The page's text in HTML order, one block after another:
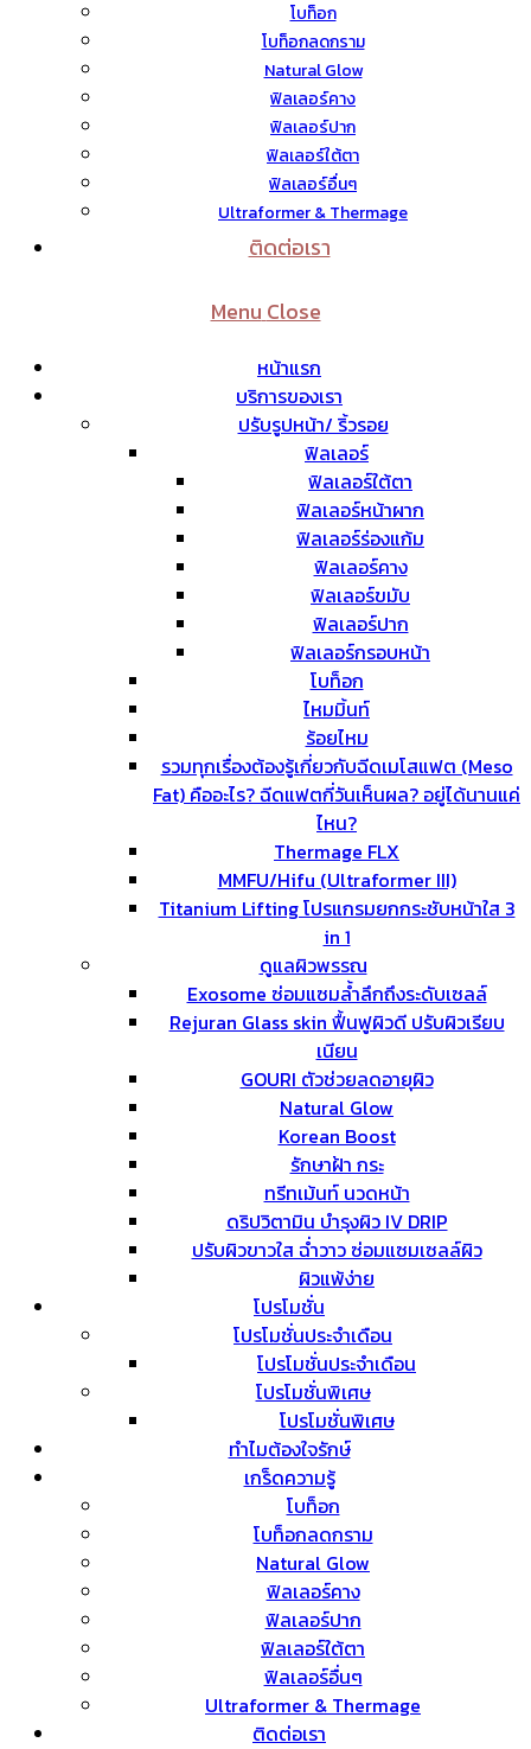
โบท็อก
โบท็อกลดกราม
Natural Glow
ฟิลเลอร์คาง
ฟิลเลอร์ปาก
ฟิลเลอร์ใต้ตา
ฟิลเลอร์อื่นๆ
Ultraformer & Thermage
ติดต่อเรา
Menu Close
หน้าแรก
บริการของเรา
ปรับรูปหน้า/ ริ้วรอย
ฟิลเลอร์
ฟิลเลอร์ใต้ตา
ฟิลเลอร์หน้าผาก
ฟิลเลอร์ร่องแก้ม
ฟิลเลอร์คาง
ฟิลเลอร์ขมับ
ฟิลเลอร์ปาก
ฟิลเลอร์กรอบหน้า
โบท็อก
ไหมมิ้นท์
ร้อยไหม
รวมทุกเรื่องต้องรู้เกี่ยวกับฉีดเมโสแฟต (Meso
Fat) คืออะไร? ฉีดแฟตกี่วันเห็นผล? อยู่ได้นานแค่
ไหน?
Thermage FLX
MMFU/Hifu (Ultraformer III)
Titanium Lifting โปรแกรมยกกระชับหน้าใส 3
in 1
ดูแลผิวพรรณ
Exosome ซ่อมแซมล้ำลึกถึงระดับเซลล์
Rejuran Glass skin ฟื้นฟูผิวดี ปรับผิวเรียบ
เนียน
GOURI ตัวช่วยลดอายุผิว
Natural Glow
Korean Boost
รักษาฝ้า กระ
ทรีทเม้นท์ นวดหน้า
ดริปวิตามิน บำรุงผิว IV DRIP
ปรับผิวขาวใส ฉ่ำวาว ซ่อมแซมเซลล์ผิว
ผิวแพ้ง่าย
โปรโมชั่น
โปรโมชั่นประจำเดือน
โปรโมชั่นประจำเดือน
โปรโมชั่นพิเศษ
โปรโมชั่นพิเศษ
ทำไมต้องใจรักษ์
เกร็ดความรู้
โบท็อก
โบท็อกลดกราม
Natural Glow
ฟิลเลอร์คาง
ฟิลเลอร์ปาก
ฟิลเลอร์ใต้ตา
ฟิลเลอร์อื่นๆ
Ultraformer & Thermage
ติดต่อเรา